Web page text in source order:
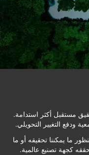
مستقبل أكثر استدامة.
ودفع التغيير التحويلي.
لعام 2050، ليس من منظور ما يمكننا تحقيقه أو ما
كجهة تصنيع عالمية.